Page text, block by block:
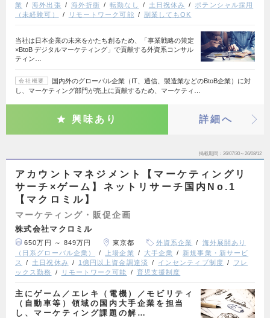
業
海外出張 海外折衝 転勤なし 土日祝休み
ポテンシャル採用
（未経験可）
リモートワーク可能 副業してもOK
当社は日本企業の未来をかたち創るため、「事業戦略の策定
×BtoB デジタルマーケティング」で貢献する外資系コンサル
ティン…
会社概要
国内外のグローバル企業（IT、通信、製造業などのBtoB企業）に対
し、マーケティング部門が売上に貢献するため、マーケティ…
興味あり 詳細へ
掲載期間 26/07/30～26/08/12
アカウントマネジメント【マーケティングリ
サーチ×ゲーム】ネットリサーチ国内No.1
【マクロミル】
マーケティング・販促企画
株式会社マクロミル
650万円 ～ 849万円 東京都 外資系企業
海外展開あり
（日系グローバル企業）
上場企業 大手企業
新規事業・新サービ
ス
土日祝休み 1億円以上資金調達済 インセンティブ制度
フレ
ックス勤務
リモートワーク可能 育児支援制度
主にゲーム／エレキ（電機）／モビリティ
（自動車等）領域の国内大手企業を担当
し、マーケティング課題の解…